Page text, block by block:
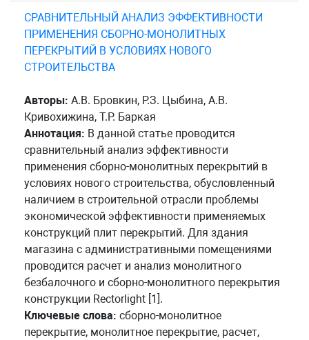
СРАВНИТЕЛЬНЫЙ АНАЛИЗ ЭФФЕКТИВНОСТИ
ПРИМЕНЕНИЯ СБОРНО-МОНОЛИТНЫХ
ПЕРЕКРЫТИЙ В УСЛОВИЯХ НОВОГО
СТРОИТЕЛЬСТВА
Авторы: А.В. Бровкин, Р.З. Цыбина, А.В.
Кривохижина, Т.Р. Баркая
Аннотация: В данной статье проводится
сравнительный анализ эффективности
применения сборно-монолитных перекрытий в
условиях нового строительства, обусловленный
наличием в строительной отрасли проблемы
экономической эффективности применяемых
конструкций плит перекрытий. Для здания
магазина с административными помещениями
проводится расчет и анализ монолитного
безбалочного и сборно-монолитного перекрытия
конструкции Rectorlight [1].
Ключевые слова: сборно-монолитное
перекрытие, монолитное перекрытие, расчет,